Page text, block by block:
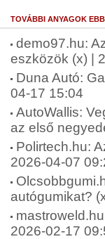
TOVÁBBI ANYAGOK
demo97.hu:
eszközök (x) |
Duna Autó:
04-17 15:04
AutoWallis:
az első
Polirtech.hu:
2026-04-07
autógumikat?
2026-02-17